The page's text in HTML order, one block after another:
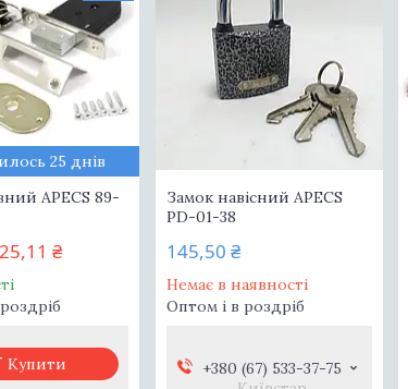
25 днів
APECS 89-
₴
Купити
Замок навісний APECS
PD-01-38
145,50 ₴
Немає в наявності
Оптом і в роздріб
+380 (67) 533-37-75